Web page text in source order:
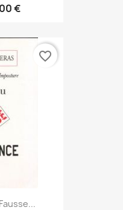
€
favorite_border